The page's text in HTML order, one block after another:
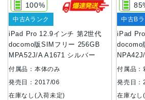
iPad Pro 12.9インチ 第2世代
docomo版SIMフリー 256GB
MPA52J/A A1671 シルバー
100%
中古Aランク
付属品：本体のみ
発売日：2017/06
在庫なし(入荷未定)
iPad
docomo
イ
中古B
付属品：
発売日
在庫なし